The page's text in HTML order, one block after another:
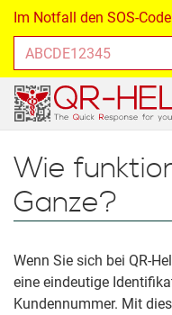
Im Notfall den SOS-
Wie
Ganze?
Wenn Sie sich bei QR-
eine eindeutige
Kundennummer. Mit